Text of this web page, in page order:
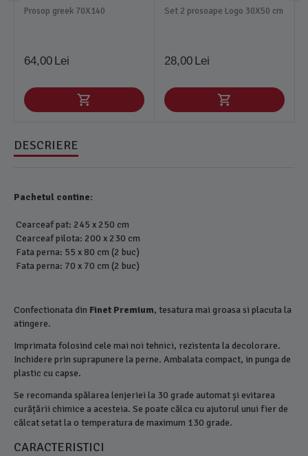
Prosop greek 70X140
64,00 Lei
Set 2 prosoape Logo 30X50 cm
28,00 Lei
DESCRIERE
Pachetul contine:
Cearceaf pat: 245 x 250 cm
Cearceaf pilota: 200 x 230 cm
Fata perna: 55 x 80 cm (2 buc)
Fata perna: 70 x 70 cm (2 buc)
Confectionata din Finet Premium, tesatura mai groasa si placuta la
atingere.
Imprimata folosind cele mai noi tehnici, rezistenta la decolorare.
Inchidere prin suprapunere la perne. Ambalata compact, in punga de
plastic cu capse.
Se recomanda spălarea lenjeriei la 30 grade automat și evitarea
curățării chimice a acesteia. Se poate călca cu ajutorul unui fier de
călcat setat la o temperatura de maximum 130 grade.
CARACTERISTICI